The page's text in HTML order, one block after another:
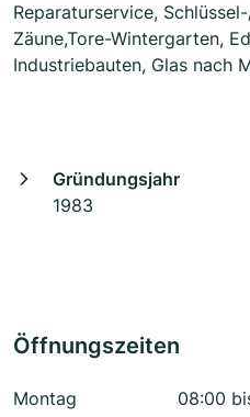
Reparaturservice,
Zäune,Tore-Wintergarten,
Industriebauten, Glas nach
Gründungsjahr
1983
Öffnungszeiten
Montag
08:00